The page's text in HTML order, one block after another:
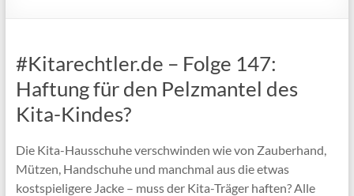
#Kitarechtler.de – Folge 147:
Haftung für den Pelzmantel des
Kita-Kindes?
Die Kita-Hausschuhe verschwinden wie von Zauberhand,
Mützen, Handschuhe und manchmal aus die etwas
kostspieligere Jacke – muss der Kita-Träger haften? Alle